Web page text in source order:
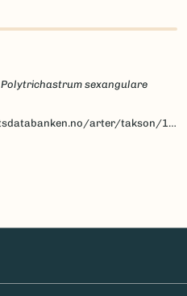
Polytrichastrum sexangulare
arter/takson/186333